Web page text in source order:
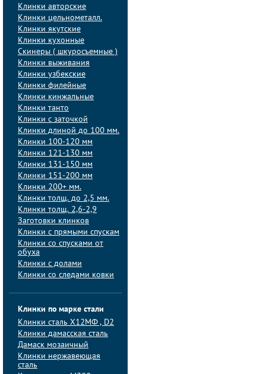
Клинки авторские
Клинки цельнометалл.
Клинки якутские
Клинки кухонные
Скинеры ( шкуросъемные )
Клинки выживания
Клинки узбекские
Клинки филейные
Клинки кинжальные
Клинки танто
Клинки с заточкой
Клинки длиной до 100 мм.
Клинки 100-120 мм
Клинки 121-130 мм
Клинки 131-150 мм
Клинки 151-200 мм
Клинки 200+ мм.
Клинки толщ. до 2,5 мм.
Клинки толщ. 2,6-2,9
Заготовки клинков
Клинки с прямыми спускам
Клинки со спусками от
обуха
Клинки с долами
Клинки со следами ковки
Клинки по марке стали
Клинки сталь Х12МФ , D2
Клинки дамасская сталь
Дамаск мозаичный
Клинки нержавеющая
сталь